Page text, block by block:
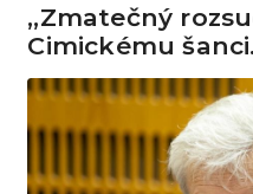
„Zmatečný
Cimickému